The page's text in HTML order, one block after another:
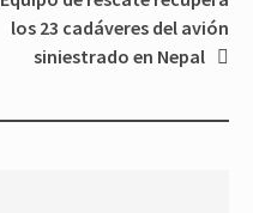
los 23 cadáveres del avión
siniestrado en Nepal